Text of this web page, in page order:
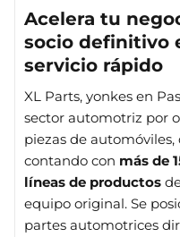
Acelera tu
socio definitivo
servicio rápido
XL Parts, yonkes en
sector automotriz por
piezas de automóviles,
contando con más de
líneas de productos
equipo original. Se
partes automotrices